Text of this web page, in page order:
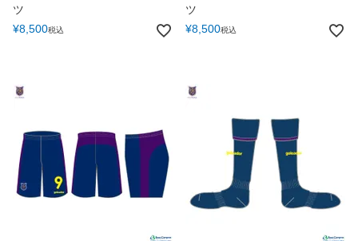
ツ
¥8,500税込
ツ
¥8,500税込